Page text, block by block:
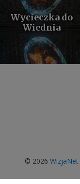
Wycieczka do
Wiednia
© 2026 WizjaNet